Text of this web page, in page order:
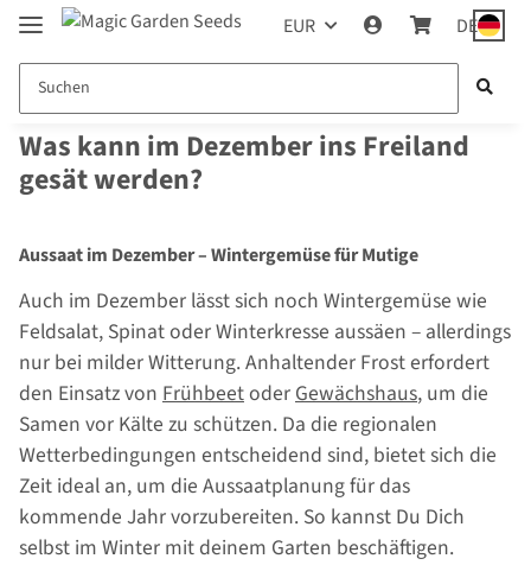
EUR DE
Was kann im Dezember ins Freiland
gesät werden?
Aussaat im Dezember – Wintergemüse für Mutige
Auch im Dezember lässt sich noch Wintergemüse wie
Feldsalat, Spinat oder Winterkresse aussäen – allerdings
nur bei milder Witterung. Anhaltender Frost erfordert
den Einsatz von FrühbeetoderGewächshaus, um die
Samen vor Kälte zu schützen. Da die regionalen
Wetterbedingungen entscheidend sind, bietet sich die
Zeit ideal an, um die Aussaatplanung für das
kommende Jahr vorzubereiten. So kannst Du Dich
selbst im Winter mit deinem Garten beschäftigen.